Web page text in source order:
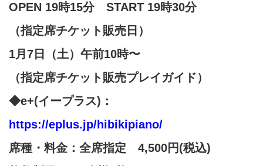
OPEN 19時15分 START 19時30分
（指定席チケット販売日）
1月7日（土）午前10時〜
（指定席チケット販売プレイガイド）
◆e+(イープラス)：
https://eplus.jp/hibikipiano/
席種・料金：全席指定 4,500円(税込)